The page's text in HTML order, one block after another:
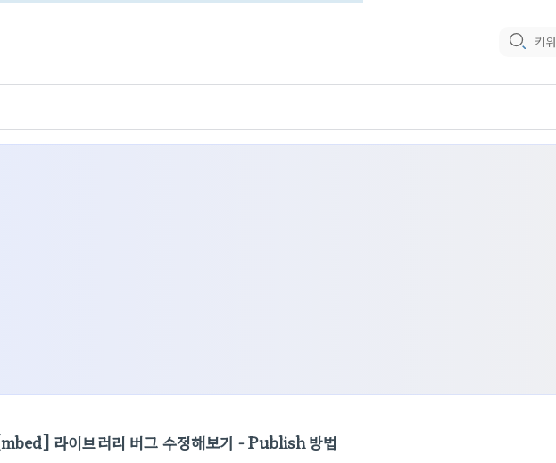
라이브러리 버그 수정해보기 - Publish 방법